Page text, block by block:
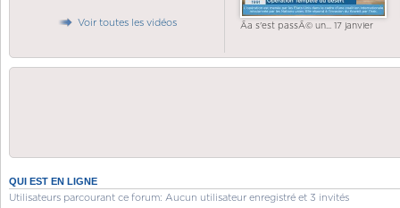
Voir toutes les vidéos Ãa s'est passÃ© un... 17 janvier
QUI EST EN LIGNE
Utilisateurs parcourant ce forum: Aucun utilisateur enregistré et 3 invités